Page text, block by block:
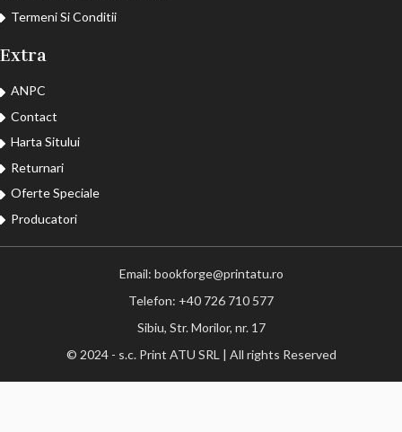
Termeni Si Conditii
Extra
ANPC
Contact
Harta Sitului
Returnari
Oferte Speciale
Producatori
Email: bookforge@printatu.ro
Telefon: +40 726 710 577
Sibiu, Str. Morilor, nr. 17
© 2024 - s.c. Print ATU SRL | All rights Reserved